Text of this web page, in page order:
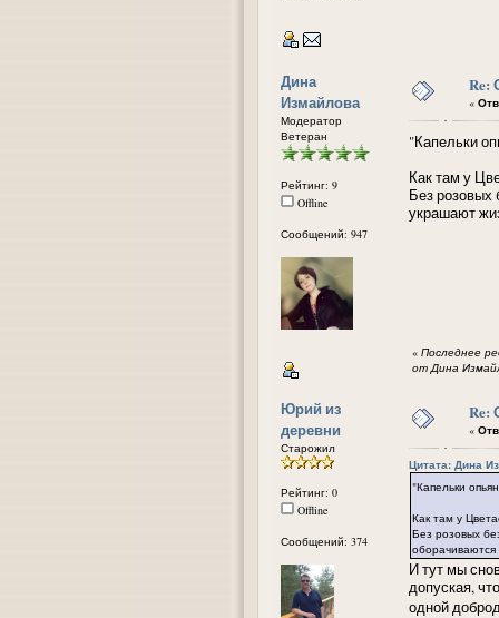
Дина
Измайлова
Модератор
Ветеран
Рейтинг: 9
Offline
Сообщений: 947
Re:
«
"Капельки
Как там у
Без розовых
украшают
« Последнее
от Дина
Юрий из
деревни
Старожил
Рейтинг: 0
Offline
Сообщений: 374
Re:
«
Цитата: Дина
"Капельки
Как там у
Без розовых
И тут мы
допуская,
одной